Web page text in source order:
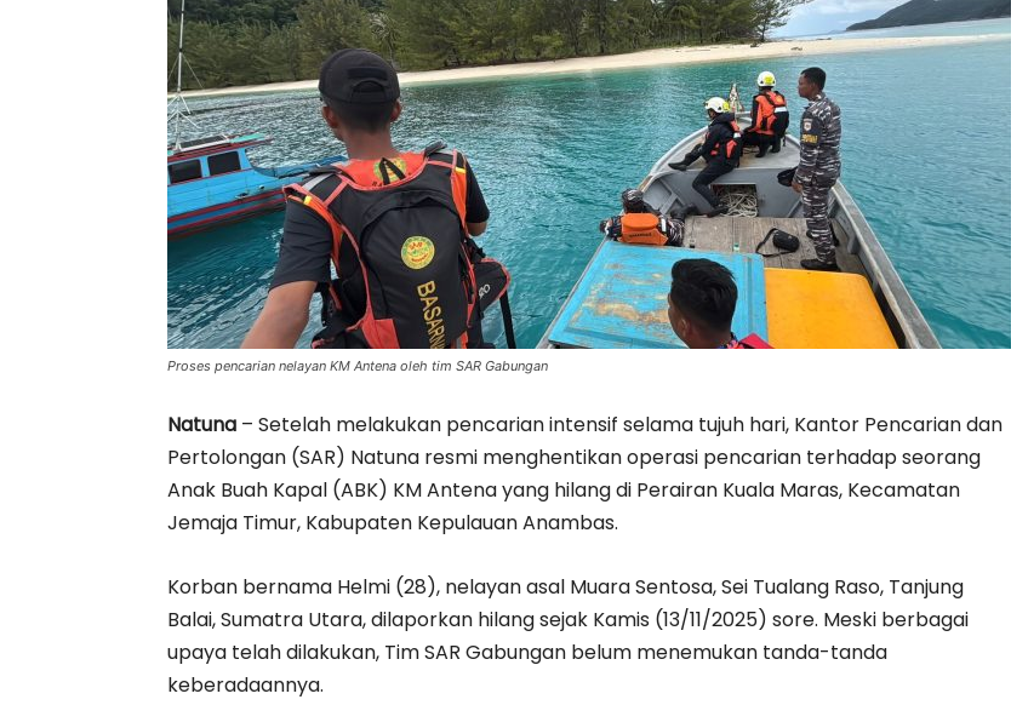
Proses pencarian nelayan KM Antena oleh tim SAR Gabungan
Natuna – Setelah melakukan pencarian intensif selama tujuh hari, Kantor Pencarian dan
Pertolongan (SAR) Natuna resmi menghentikan operasi pencarian terhadap seorang
Anak Buah Kapal (ABK) KM Antena yang hilang di Perairan Kuala Maras, Kecamatan
Jemaja Timur, Kabupaten Kepulauan Anambas.
Korban bernama Helmi (28), nelayan asal Muara Sentosa, Sei Tualang Raso, Tanjung
Balai, Sumatra Utara, dilaporkan hilang sejak Kamis (13/11/2025) sore. Meski berbagai
upaya telah dilakukan, Tim SAR Gabungan belum menemukan tanda-tanda
keberadaannya.